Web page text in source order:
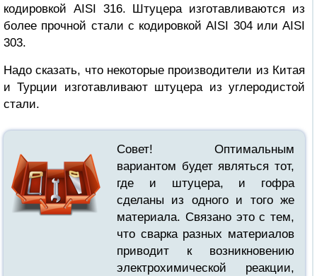
кодировкой AISI 316. Штуцера изготавливаются из
более прочной стали с кодировкой AISI 304 или AISI
303.
Надо сказать, что некоторые производители из Китая
и Турции изготавливают штуцера из углеродистой
стали.
Совет! Оптимальным
вариантом будет являться тот,
где и штуцера, и гофра
сделаны из одного и того же
материала. Связано это с тем,
что сварка разных материалов
приводит к возникновению
электрохимической реакции,